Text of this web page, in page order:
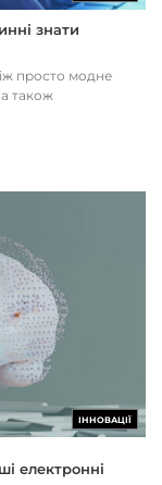
знати
просто модне
а також
ІННОВАЦІЇ
електронні